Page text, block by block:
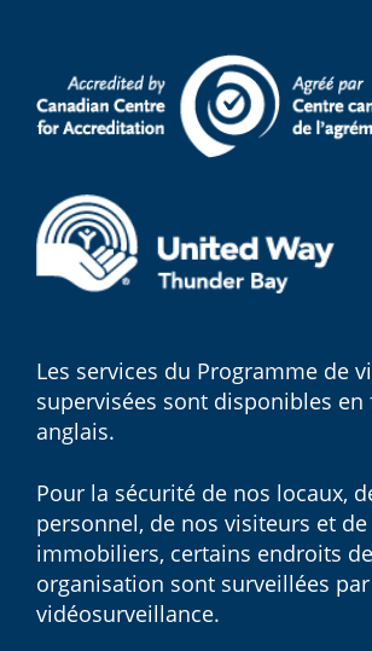
Les services du Programme de
supervisées sont disponibles en
anglais.
Pour la sécurité de nos locaux,
personnel, de nos visiteurs et de
immobiliers, certains endroits
organisation sont surveillées par
vidéosurveillance.